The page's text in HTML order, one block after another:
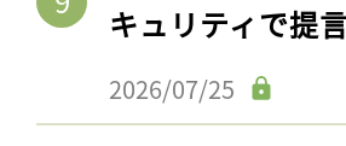
キュリティで提
2026/07/25